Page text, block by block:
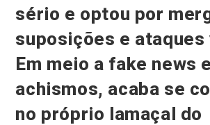
sério e optou por
suposições e ataques
Em meio a fake news e
achismos, acaba se
no próprio lamaçal do